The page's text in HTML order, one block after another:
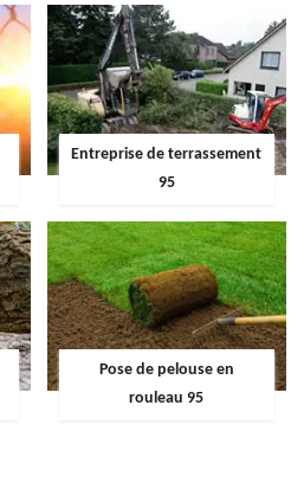
Entreprise de terrassement
95
Pose de pelouse en
rouleau 95